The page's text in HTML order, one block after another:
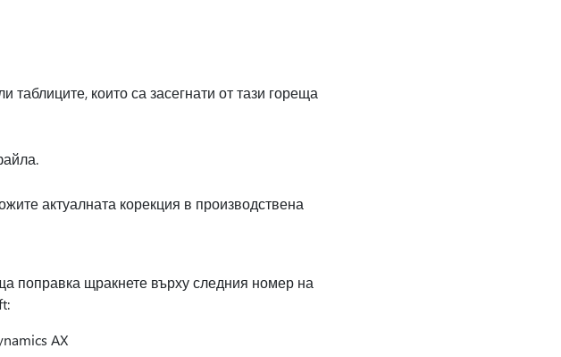
които са засегнати от тази гореща
актуалната корекция в производствена
поправка щракнете върху следния номер на
AX